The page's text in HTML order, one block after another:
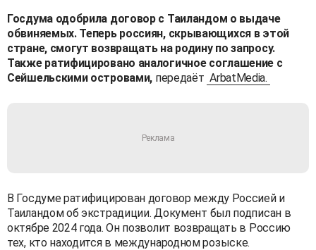
Госдума одобрила договор с Таиландом о выдаче
обвиняемых. Теперь россиян, скрывающихся в этой
стране, смогут возвращать на родину по запросу.
Также ратифицировано аналогичное соглашение с
Сейшельскими островами, передаёт ArbatMedia.
В Госдуме ратифицирован договор между Россией и
Таиландом об экстрадиции. Документ был подписан в
октябре 2024 года. Он позволит возвращать в Россию
тех, кто находится в международном розыске.